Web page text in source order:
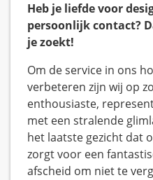
Heb je liefde voor
persoonlijk contact?
je zoekt!
Om de service in ons
verbeteren zijn wij op
enthousiaste,
met een stralende
het laatste gezicht dat
zorgt voor een
afscheid om niet te